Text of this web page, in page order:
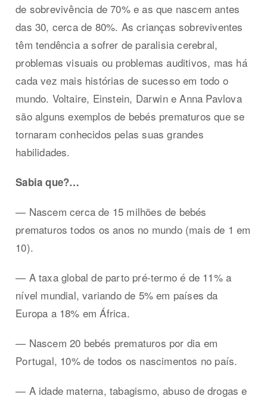
de sobrevivência de 70% e as que nascem antes
das 30, cerca de 80%. As crianças sobreviventes
têm tendência a sofrer de paralisia cerebral,
problemas visuais ou problemas auditivos, mas há
cada vez mais histórias de sucesso em todo o
mundo. Voltaire, Einstein, Darwin e Anna Pavlova
são alguns exemplos de bebés prematuros que se
tornaram conhecidos pelas suas grandes
habilidades.
Sabia que?…
— Nascem cerca de 15 milhões de bebés
prematuros todos os anos no mundo (mais de 1 em
10).
— A taxa global de parto pré-termo é de 11% a
nível mundial, variando de 5% em países da
Europa a 18% em África.
— Nascem 20 bebés prematuros por dia em
Portugal, 10% de todos os nascimentos no país.
— A idade materna, tabagismo, abuso de drogas e